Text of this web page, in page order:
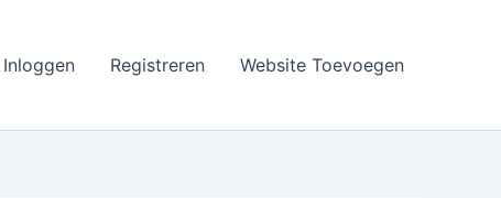
Inloggen Registreren Website Toevoegen